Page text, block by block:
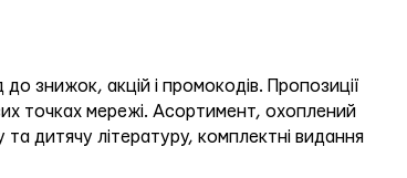
знижок, акцій і промокодів. Пропозиції
точках мережі. Асортимент, охоплений
дитячу літературу, комплектні видання